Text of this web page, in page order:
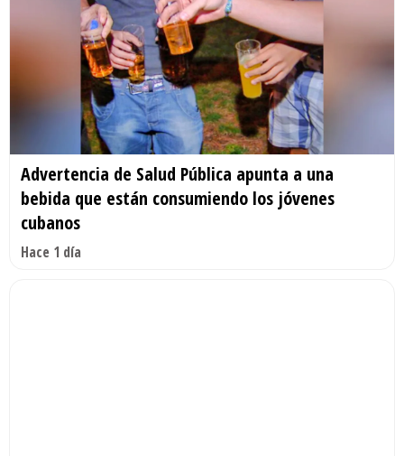
Advertencia de Salud Pública apunta a una
bebida que están consumiendo los jóvenes
cubanos
Hace 1 día